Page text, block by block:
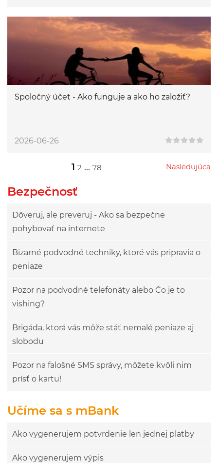
Spoločný účet - Ako funguje a ako ho založiť?
2026-06-26
1 2 ... 78 Nasledujúca
Przejdź do następnej strony
Bezpečnosť
Dôveruj, ale preveruj - Ako sa bezpečne
pohybovať na internete
Bizarné podvodné techniky, ktoré vás pripravia o
peniaze
Pozor na podvodné telefonáty alebo Čo je to
vishing?
Brigáda, ktorá vás môže stáť nemalé peniaze aj
slobodu
Pozor na falošné SMS správy, môžete kvôli nim
prísť o kartu!
Učíme sa s mBank
Ako vygenerujem potvrdenie len jednej platby
Ako vygenerujem výpis